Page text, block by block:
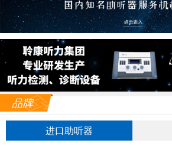
品牌
进口助听器